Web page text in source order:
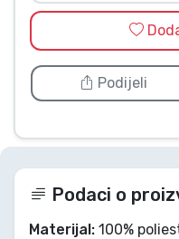
Podijeli
Podaci o
Materijal: 100%